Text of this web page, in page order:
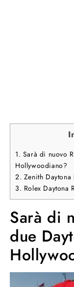
1. Sarà di nuovo
Hollywoodiano?
2. Zenith Daytona
3. Rolex Daytona
Sarà di
due